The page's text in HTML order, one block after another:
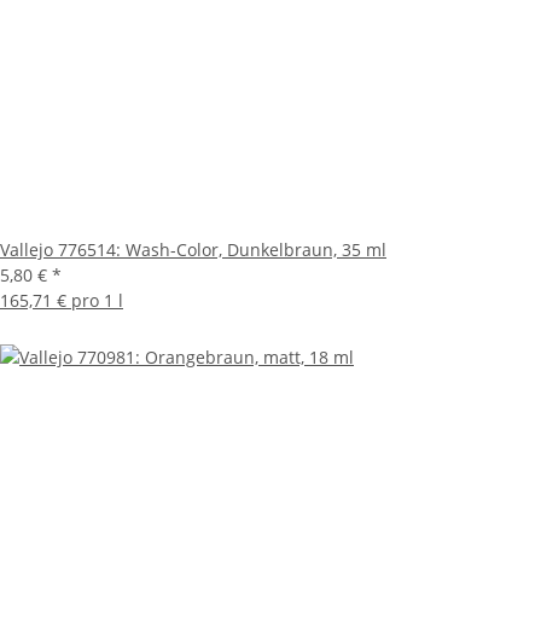
Vallejo 776514: Wash-Color, Dunkelbraun, 35 ml
5,80 € *
165,71 € pro 1 l